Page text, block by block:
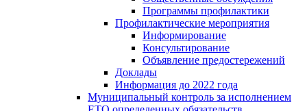
Программы профилактики
Профилактические мероприятия
Информирование
Консультирование
Объявление предостережений
Доклады
Информация до 2022 года
Муниципальный контроль за исполнением